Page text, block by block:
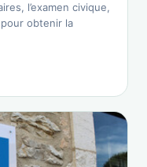
l’examen civique,
obtenir la